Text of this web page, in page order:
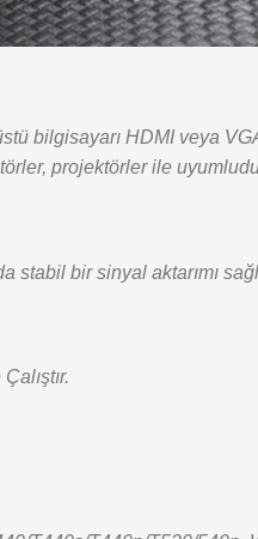
HDMI veya
projektörler ile
bir sinyal aktarımı